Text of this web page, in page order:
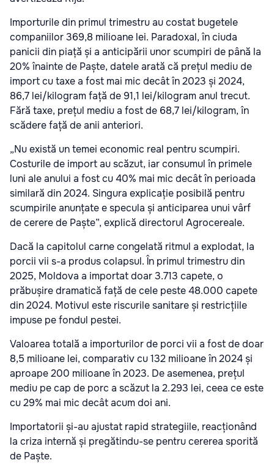
Importurile din primul trimestru au costat bugetele
companiilor 369,8 milioane lei. Paradoxal, în ciuda
panicii din piață și a anticipării unor scumpiri de până la
20% înainte de Paște, datele arată că prețul mediu de
import cu taxe a fost mai mic decât în 2023 și 2024,
86,7 lei/kilogram față de 91,1 lei/kilogram anul trecut.
Fără taxe, prețul mediu a fost de 68,7 lei/kilogram, în
scădere față de anii anteriori.
„Nu există un temei economic real pentru scumpiri.
Costurile de import au scăzut, iar consumul în primele
luni ale anului a fost cu 40% mai mic decât în perioada
similară din 2024. Singura explicație posibilă pentru
scumpirile anunțate e specula și anticiparea unui vârf
de cerere de Paște”, explică directorul Agrocereale.
Dacă la capitolul carne congelată ritmul a explodat, la
porcii vii s-a produs colapsul. În primul trimestru din
2025, Moldova a importat doar 3.713 capete, o
prăbușire dramatică față de cele peste 48.000 capete
din 2024. Motivul este riscurile sanitare și restricțiile
impuse pe fondul pestei.
Valoarea totală a importurilor de porci vii a fost de doar
8,5 milioane lei, comparativ cu 132 milioane în 2024 și
aproape 200 milioane în 2023. De asemenea, prețul
mediu pe cap de porc a scăzut la 2.293 lei, ceea ce este
cu 29% mai mic decât acum doi ani.
Importatorii și-au ajustat rapid strategiile, reacționând
la criza internă și pregătindu-se pentru cererea sporită
de Paște.